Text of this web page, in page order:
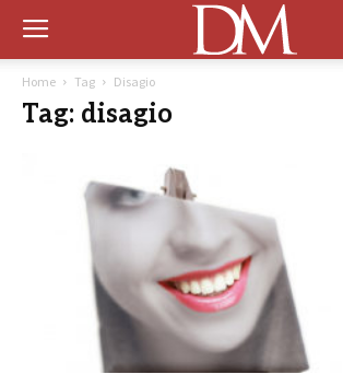
Home Tag Disagio
Tag: disagio